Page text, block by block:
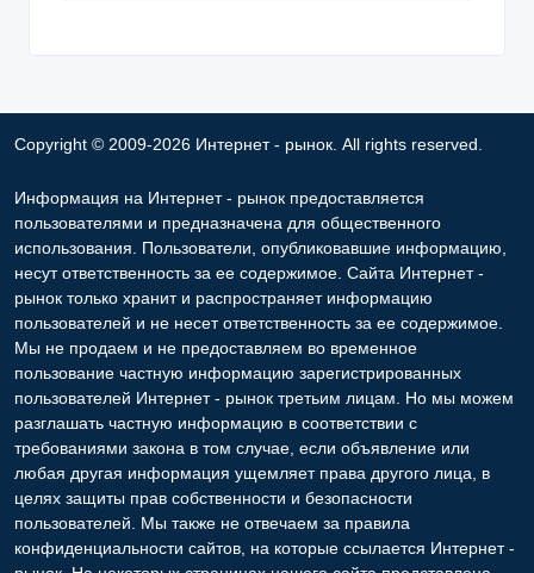
Copyright © 2009-2026 Интернет - рынок. All rights reserved.
Информация на Интернет - рынок предоставляется
пользователями и предназначена для общественного
использования. Пользователи, опубликовавшие информацию,
несут ответственность за ее содержимое. Сайта Интернет -
рынок только хранит и распространяет информацию
пользователей и не несет ответственность за ее содержимое.
Мы не продаем и не предоставляем во временное
пользование частную информацию зарегистрированных
пользователей Интернет - рынок третьим лицам. Но мы можем
разглашать частную информацию в соответствии с
требованиями закона в том случае, если объявление или
любая другая информация ущемляет права другого лица, в
целях защиты прав собственности и безопасности
пользователей. Мы также не отвечаем за правила
конфиденциальности сайтов, на которые ссылается Интернет -